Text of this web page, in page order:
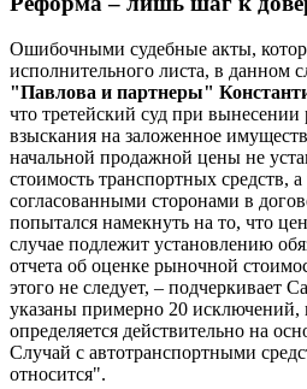
Ошибочными судебные акты,
исполнительного листа, в данном
"Павлова и партнеры"
что третейский суд при
взыскания на заложенное
начальной продажной цены не
стоимость транспортных средств, а
согласованными сторонами в
попытался намекнуть на то, что
случае подлежит установлению
отчета об оценке рыночной
этого не следует, – подчеркивает
указаны примерно 20 исключений,
определяется действительно на
Случай с автотранспортными
относится".